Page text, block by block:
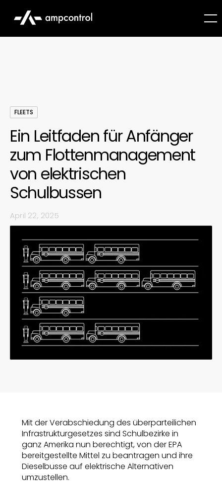
FLEETS
Ein Leitfaden für Anfänger
zum Flottenmanagement
von elektrischen
Schulbussen
April 22, 2025
Mit der Verabschiedung des überparteilichen
Infrastrukturgesetzes sind Schulbezirke in
ganz Amerika nun berechtigt, von der EPA
bereitgestellte Mittel zu beantragen und ihre
Dieselbusse auf elektrische Alternativen
umzustellen.